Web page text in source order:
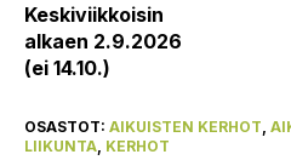
Keskiviikkoisin
alkaen 2.9.2026
(ei 14.10.)
OSASTOT: AIKUISTEN KERHOT
LIIKUNTA KERHOT